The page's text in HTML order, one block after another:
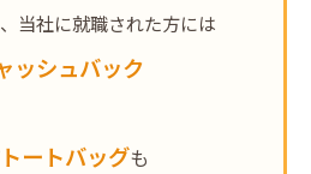
当社に就職された方には
ッシュバック
トートバッグも